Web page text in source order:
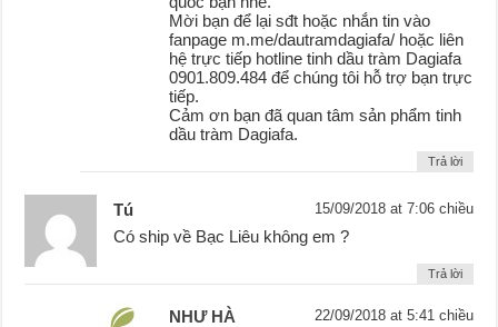
Mời bạn để lại sđt hoặc nhắn tin vào
fanpage m.me/dautramdagiafa/ hoặc liên
hệ trực tiếp hotline tinh dầu tràm Dagiafa
0901.809.484 để chúng tôi hỗ trợ bạn trực
tiếp.
Cảm ơn bạn đã quan tâm sản phẩm tinh
dầu tràm Dagiafa.
Trả lời
Tú 15/09/2018 at 7:06 chiều
Có ship về Bạc Liêu không em ?
Trả lời
NHƯ HÀ 22/09/2018 at 5:41 chiều